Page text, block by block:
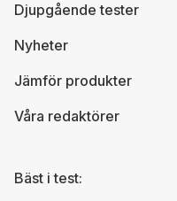
Djupgående tester
Nyheter
Jämför produkter
Våra redaktörer
Bäst i test: